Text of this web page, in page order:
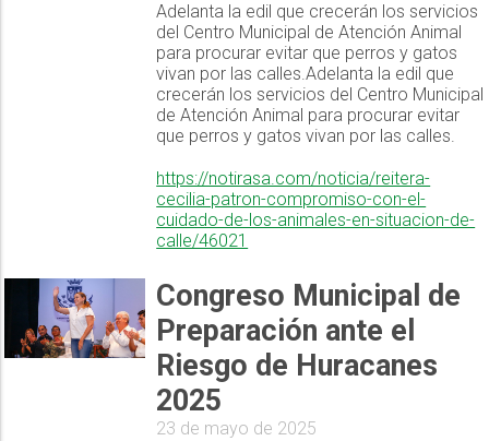
Adelanta la edil que crecerán los servicios
del Centro Municipal de Atención Animal
para procurar evitar que perros y gatos
vivan por las calles.Adelanta la edil que
crecerán los servicios del Centro Municipal
de Atención Animal para procurar evitar
que perros y gatos vivan por las calles.
https://notirasa.com/noticia/reitera-
cecilia-patron-compromiso-con-el-
cuidado-de-los-animales-en-situacion-de-
calle/46021
Congreso Municipal de
Preparación ante el
Riesgo de Huracanes
2025
23 de mayo de 2025